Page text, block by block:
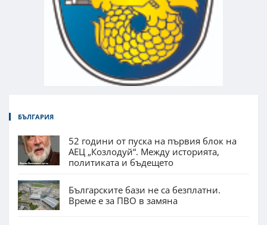
БЪЛГАРИЯ
52 години от пуска на първия блок на
АЕЦ „Козлодуй“. Между историята,
политиката и бъдещето
Българските бази не са безплатни.
Време е за ПВО в замяна